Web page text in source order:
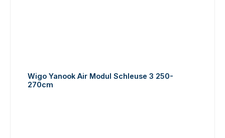
Wigo Yanook Air Modul Schleuse 3 250-
270cm